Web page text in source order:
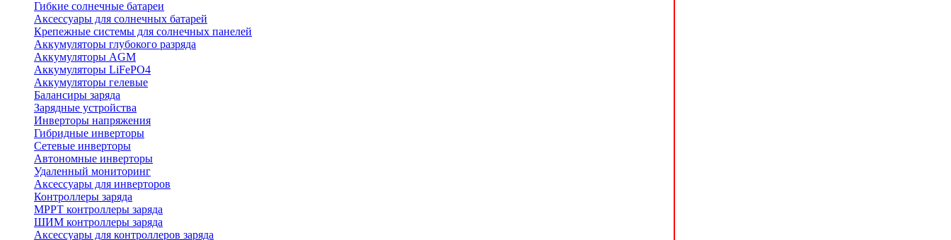
Гибкие солнечные батареи
Аксессуары для солнечных батарей
Крепежные системы для солнечных панелей
Аккумуляторы глубокого разряда
Аккумуляторы AGM
Аккумуляторы LiFePO4
Аккумуляторы гелевые
Балансиры заряда
Зарядные устройства
Инверторы напряжения
Гибридные инверторы
Сетевые инверторы
Автономные инверторы
Удаленный мониторинг
Аксессуары для инверторов
Контроллеры заряда
MPPT контроллеры заряда
ШИМ контроллеры заряда
Аксессуары для контроллеров заряда